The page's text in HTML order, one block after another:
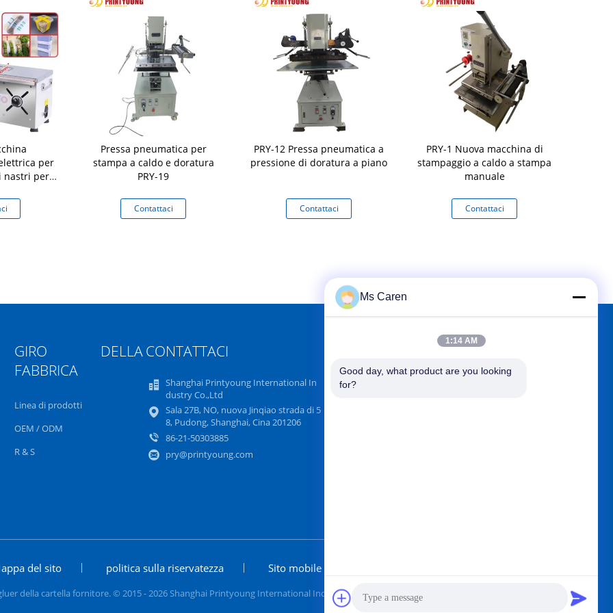
per
nastri per
con lunga
Pressa pneumatica per
stampa a caldo e doratura
PRY-19
Contattaci
PRY-12 Pressa pneumatica a
pressione di doratura a piano
Contattaci
PRY-1 Nuova macchina di
stampaggio a caldo a stampa
manuale
Contattaci
GIRO DELLA
FABBRICA
Linea di prodotti
OEM / ODM
R & S
CONTATTACI
Shanghai Printyoung International In
dustry Co.,Ltd
Sala 27B, NO, nuova Jinqiao strada di 5
8, Pudong, Shanghai, Cina 201206
86-21-50303885
pry@printyoung.com
del sito politica sulla riservatezza Sito mobile
della cartella fornitore. © 2015 - 2026 Shanghai Printyoung International Industry Co.,Ltd. All Rights Reserved.
Ms Caren
1:14 AM
Good day, what product are you looking
for?